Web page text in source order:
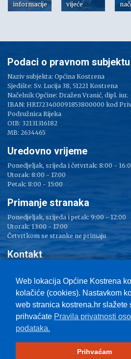
informacije
vijeće
Web lokacija Općine Kostrena
kolačiće (cookies). Nastavkom
web stranica kostrena.hr slažete
prihvaćate Pravila privatnosti
podataka.
Prihvaćam
Podaci o pravnom subjektu
Naziv subjekta: Općina Kostrena
Sjedište: Sv. Lucija 38, 51221 Kostrena
Načelnik Općine: Dražen Vranić, dipl. iur.
IBAN: HR1723400091853800000 kod
Podružnica Rijeka
OIB: 32131316182
MB: 2634465
Uredovno vrijeme
Ponedjeljak, srijeda i četvrtak: 8:00 -
Utorak: 8:00 - 17:00
Petak: 8:00 - 15:00
Primanje stranaka
Ponedjeljak, srijeda i petak: 9:00 - 12:00
Utorak: 13:00 - 17:00
Četvrtkom se stranke ne primaju
Kontakt
Tel: 051/ 209 000
Fax: 051/ 289 400
E-mail:kostrena@kostrena.hr
Kontakt informacije
Uvjeti korištenja
Pravo na pristup informacijama
Zaštita privatnosti